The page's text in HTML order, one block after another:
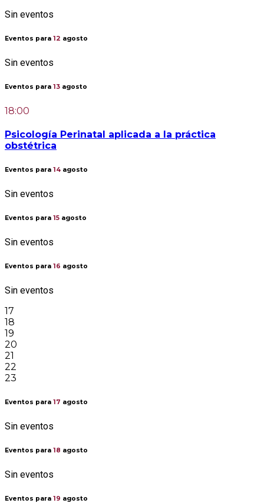
Sin eventos
Eventos para 12 agosto
Sin eventos
Eventos para 13 agosto
18:00
Psicología Perinatal aplicada a la práctica
obstétrica
Eventos para 14 agosto
Sin eventos
Eventos para 15 agosto
Sin eventos
Eventos para 16 agosto
Sin eventos
17
18
19
20
21
22
23
Eventos para 17 agosto
Sin eventos
Eventos para 18 agosto
Sin eventos
Eventos para 19 agosto